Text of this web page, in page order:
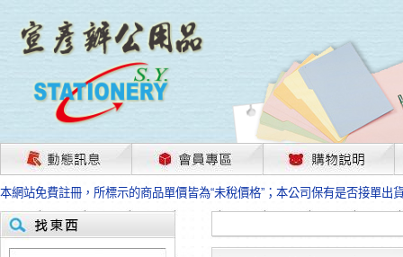
茲因國際情勢變化石油及塑化原物料波動漲幅甚大，部份上游供應商已採取
本網站免費註冊，所標示的商品單價皆為“未稅價格”；本公司保有是否接單出
HP、EPSON、CANON原廠耗材價格浮動，下單前請先跟客服人員確認最新
本網站免費註冊，所標示的商品單價皆為“未稅價格”；本公司保有是否接單出
匯款客戶請注意！因商品繁複來不及發現短缺，遂待客服人員跟您確認訂單